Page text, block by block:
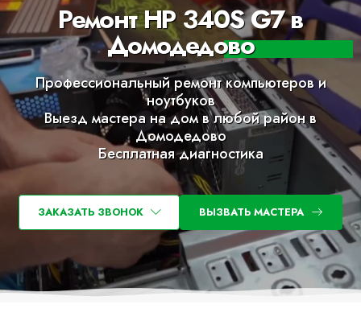
Ремонт HP 340S G7 в
Домодедово
Профессиональный ремонт компьютеров и
ноутбуков
Выезд мастера на дом в любой район в
Домодедово
Бесплатная диагностика
ЗАКАЗАТЬ ЗВОНОК ВЫЗВАТЬ МАСТЕРА